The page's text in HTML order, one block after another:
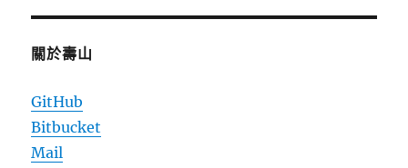
關於壽山
GitHub
Bitbucket
Mail